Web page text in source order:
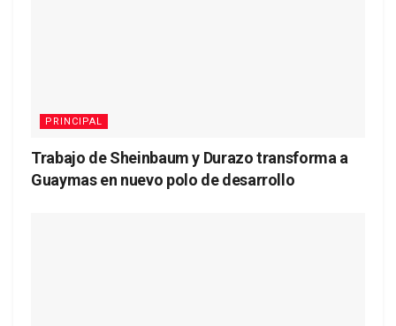
PRINCIPAL
Trabajo de Sheinbaum y Durazo transforma a
Guaymas en nuevo polo de desarrollo